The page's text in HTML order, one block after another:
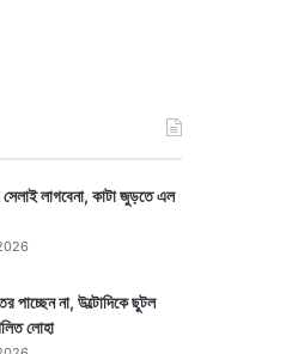
লাগবেনা, কাটা জুড়তে এল
পাচ্ছেন না, উল্টোদিকে ছুটল
লোহা